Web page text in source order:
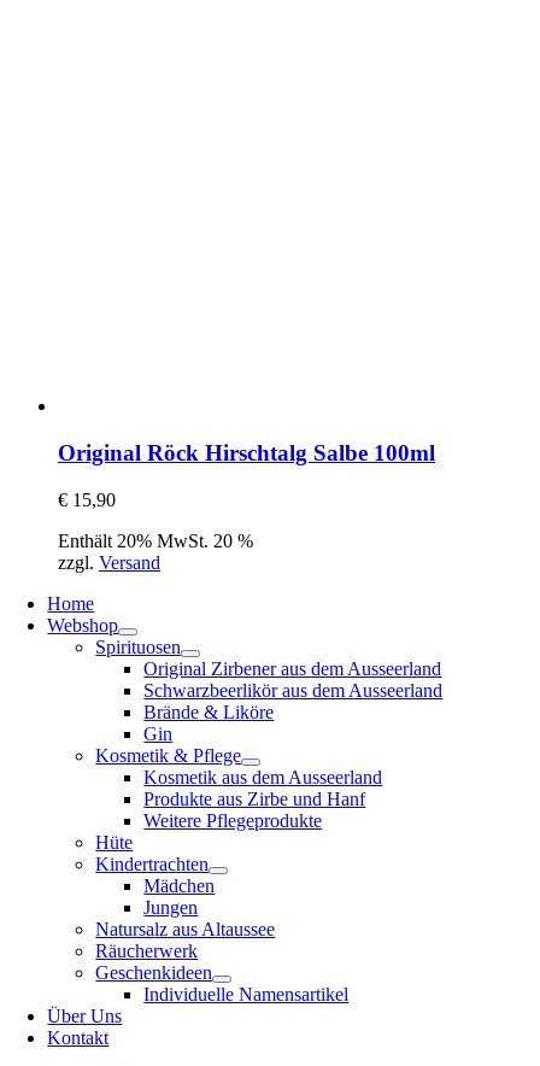
Original Röck Hirschtalg Salbe 100ml
€ 15,90
Enthält 20% MwSt. 20 %
zzgl. Versand
Home
Webshop
Spirituosen
Original Zirbener aus dem Ausseerland
Schwarzbeerlikör aus dem Ausseerland
Brände & Liköre
Gin
Kosmetik & Pflege
Kosmetik aus dem Ausseerland
Produkte aus Zirbe und Hanf
Weitere Pflegeprodukte
Hüte
Kindertrachten
Mädchen
Jungen
Natursalz aus Altaussee
Räucherwerk
Geschenkideen
Individuelle Namensartikel
Über Uns
Kontakt